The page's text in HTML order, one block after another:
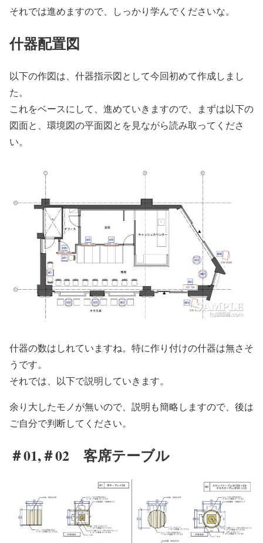
それでは進めますので、しっかり学んでくださいな。
什器配置図
以下の作図は、什器指示図として今回初めて作成しまし
た。
これをベースにして、進めていきますので、まずは以下の
図面と、環境図の平面図とを見ながら読み取ってくださ
い。
什器の数はしれていますね。特に作り付けの什器は無さそ
うです。
それでは、以下で説明していきます。
余り大したモノが無いので、説明も簡略しますので、後は
ご自分で判断してください。
＃01,＃02 客席テーブル